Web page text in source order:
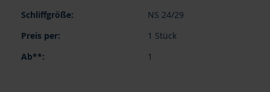
NS 24/29
1 Stück
1